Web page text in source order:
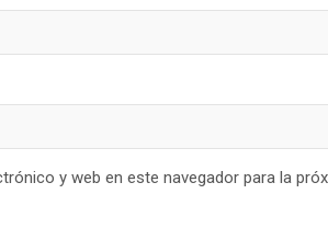
y web en este navegador para la